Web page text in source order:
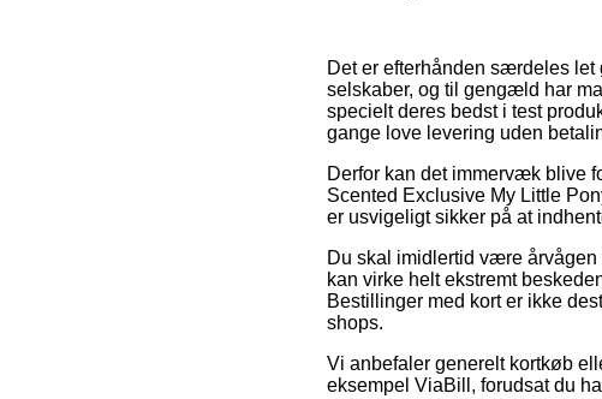
Det er efterhånden særdeles
selskaber, og til gengæld har
specielt deres bedst i test
gange love levering uden
Derfor kan det immervæk blive
Scented Exclusive My Little
er usvigeligt sikker på at
Du skal imidlertid være
kan virke helt ekstremt
Bestillinger med kort er ikke
shops.
Vi anbefaler generelt kortkøb
eksempel ViaBill, forudsat du